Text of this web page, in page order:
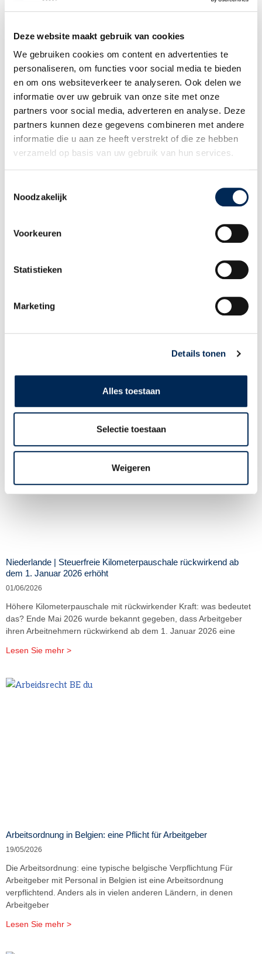
Deze website maakt gebruik van cookies
We gebruiken cookies om content en advertenties te
personaliseren, om functies voor social media te bieden
en om ons websiteverkeer te analyseren. Ook delen we
informatie over uw gebruik van onze site met onze
partners voor social media, adverteren en analyse. Deze
partners kunnen deze gegevens combineren met andere
informatie die u aan ze heeft verstrekt of die ze hebben
verzameld op basis van uw gebruik van hun services.
Noodzakelijk
Voorkeuren
Statistieken
Marketing
Details tonen
Alles toestaan
Selectie toestaan
Weigeren
Vereinigtes Königreich (3)
Filter herstellen
Themenübersicht
Ermäßigung der Arbeitgeberkosten bei ersten Einstellungen in
Arbeitgeberbeiträge zur sozialen Sicherheit
Senken Sie Ihre Arbeitgeberkosten für Ihren ersten Arbeitnehmer in
Sie möglicherweise von einer föderalen Maßnahme profitieren,
Lesen Sie mehr >
Niederlande | Steuerfreie Kilometerpauschale rückwirkend ab
dem 1. Januar 2026 erhöht
01/06/2026
Höhere Kilometerpauschale mit rückwirkender Kraft: was bedeutet
das? Ende Mai 2026 wurde bekannt gegeben, dass Arbeitgeber
ihren Arbeitnehmern rückwirkend ab dem 1. Januar 2026 eine
Lesen Sie mehr >
Arbeitsordnung in Belgien: eine Pflicht für Arbeitgeber
19/05/2026
Die Arbeitsordnung: eine typische belgische Verpflichtung Für
Arbeitgeber mit Personal in Belgien ist eine Arbeitsordnung
verpflichtend. Anders als in vielen anderen Ländern, in denen
Arbeitgeber
Lesen Sie mehr >